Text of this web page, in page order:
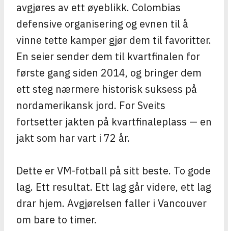
avgjøres av ett øyeblikk. Colombias
defensive organisering og evnen til å
vinne tette kamper gjør dem til favoritter.
En seier sender dem til kvartfinalen for
første gang siden 2014, og bringer dem
ett steg nærmere historisk suksess på
nordamerikansk jord. For Sveits
fortsetter jakten på kvartfinaleplass — en
jakt som har vart i 72 år.
Dette er VM-fotball på sitt beste. To gode
lag. Ett resultat. Ett lag går videre, ett lag
drar hjem. Avgjørelsen faller i Vancouver
om bare to timer.